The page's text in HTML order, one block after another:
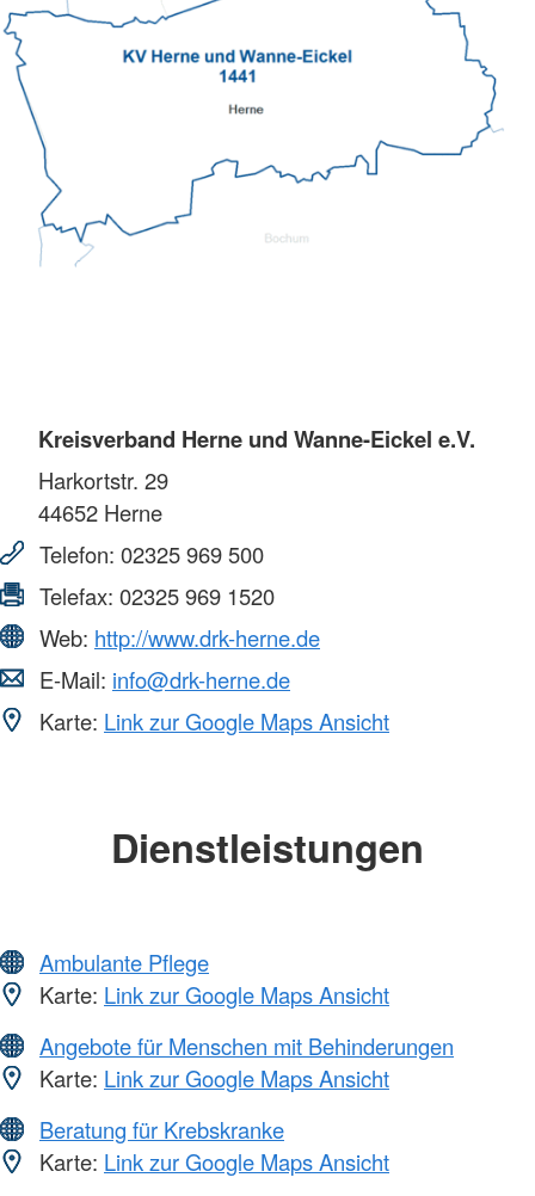
Kreisverband Herne und Wanne-Eickel e.V.
Harkortstr. 29
44652 Herne
Telefon: 02325 969 500
Telefax: 02325 969 1520
Web: http://www.drk-herne.de
E-Mail: info@drk-herne.de
Karte: Link zur Google Maps Ansicht
Dienstleistungen
Ambulante Pflege
Karte: Link zur Google Maps Ansicht
Angebote für Menschen mit Behinderungen
Karte: Link zur Google Maps Ansicht
Beratung für Krebskranke
Karte: Link zur Google Maps Ansicht